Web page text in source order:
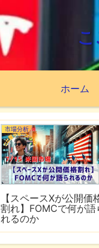
ホーム
市場分析
【スペースXが公開価
割れ】FOMCで何が語
れるのか